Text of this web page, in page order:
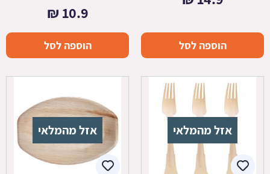
הוספה לסל
10.9
₪
הוספה לסל
אזל מהמלאי אזל מהמלאי